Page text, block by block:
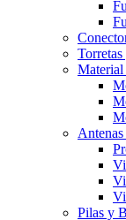
Torretas
Pilas y